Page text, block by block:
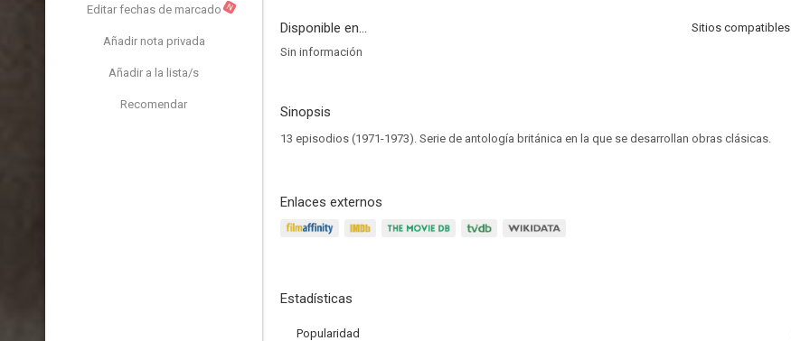
Editar fechas de marcado N
Añadir nota privada
Añadir a la lista/s
Recomendar
Disponible en...
Sitios compatibles
Sin información
Sinopsis
13 episodios (1971-1973). Serie de antología británica en la que se desarrollan obras clásicas.
Enlaces externos
Estadísticas
Popularidad